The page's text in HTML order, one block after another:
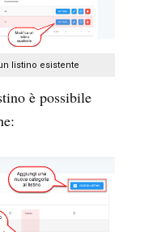
listino esistente
è possibile